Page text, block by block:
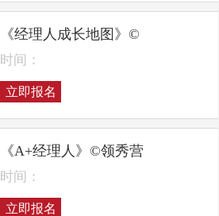
《经理人成长地图》©
时间：
立即报名
《A+经理人》©领秀营
时间：
立即报名